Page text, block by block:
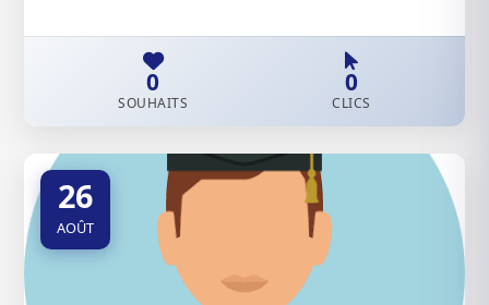
0
SOUHAITS
0
CLICS
26
AOÛT